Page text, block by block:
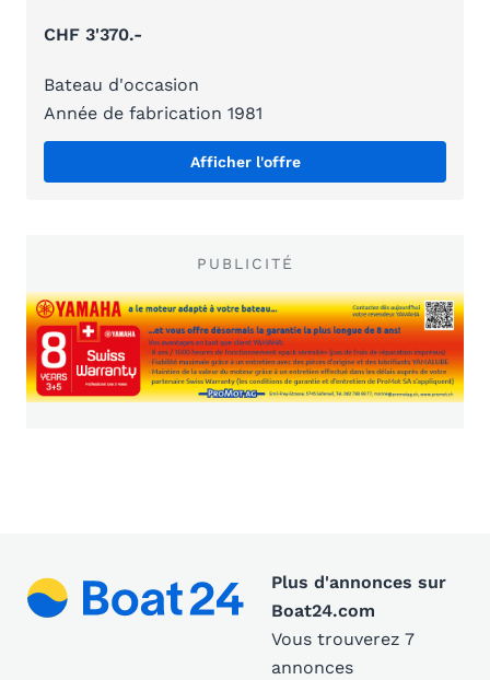
CHF 3'370.-
Bateau d'occasion
Année de fabrication 1981
Afficher l'offre
PUBLICITÉ
Plus d'annonces sur
Boat24.com
Vous trouverez 7
annonces